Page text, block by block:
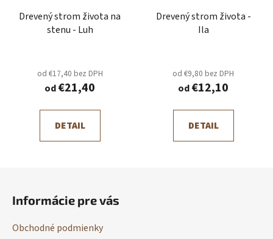
Drevený strom života na
stenu - Luh
od €17,40 bez DPH
od€21,40
DETAIL
Drevený strom života -
Ila
od €9,80 bez DPH
od€12,10
DETAIL
Informácie pre vás
Obchodné podmienky